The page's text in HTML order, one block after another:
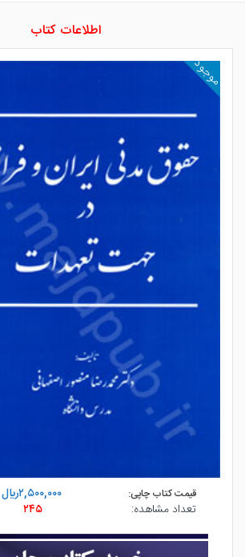
اطلاعات کتاب
موجود
قیمت کتاب چاپی:
۲,۵۰۰,۰۰۰ريال
تعداد مشاهده:
۲۴۵